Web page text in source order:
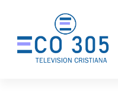
contenido